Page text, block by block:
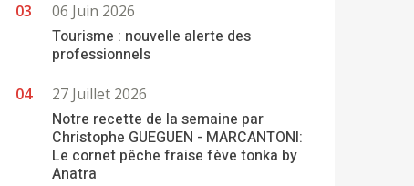
06 Juin 2026
Tourisme : nouvelle alerte des
professionnels
27 Juillet 2026
Notre recette de la semaine par
Christophe GUEGUEN - MARCANTONI:
Le cornet pêche fraise fève tonka by
Anatra